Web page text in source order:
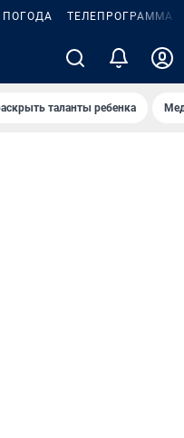
ПОГОДА ТЕЛЕПРОГРАММА
таланты ребенка